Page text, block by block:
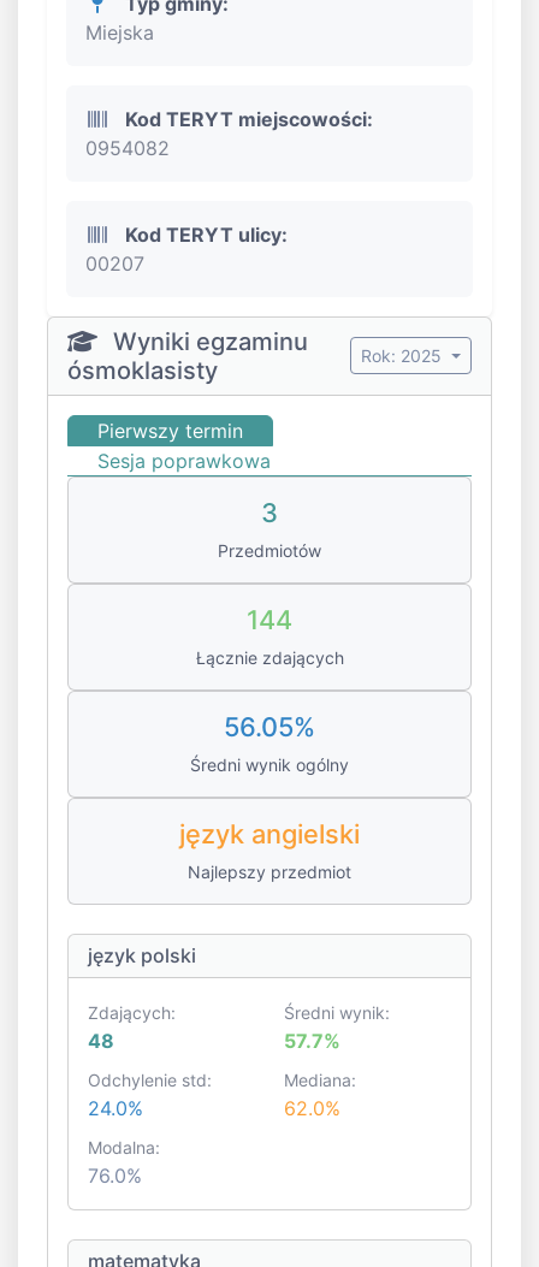
Miejska
Kod TERYT miejscowości:
0954082
Kod TERYT ulicy:
00207
Wyniki egzaminu
ósmoklasisty
Rok: 2025
Pierwszy termin
Sesja poprawkowa
3
Przedmiotów
144
Łącznie zdających
56.05%
Średni wynik ogólny
język angielski
Najlepszy przedmiot
język polski
Zdających:
48
Średni wynik:
57.7%
Odchylenie std:
24.0%
Mediana:
62.0%
Modalna:
76.0%
matematyka